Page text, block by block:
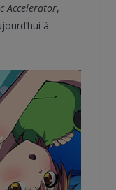
Accelerator,
à